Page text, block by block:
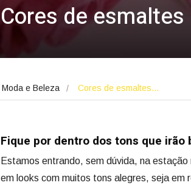
Cores de
Moda e Beleza Cores de esmaltes…
Fique por dentro dos tons que
Estamos entrando, sem dúvida, na
em looks com muitos tons alegres, seja